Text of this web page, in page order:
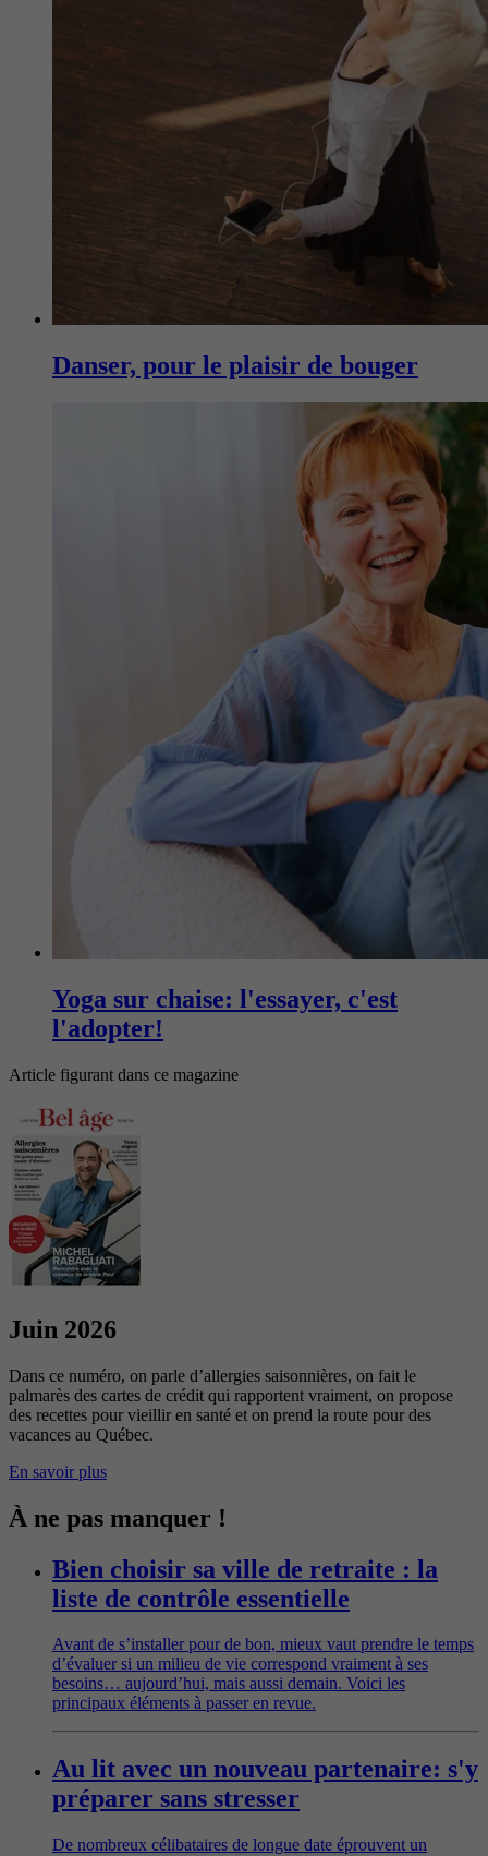
Danser, pour le plaisir de bouger
Yoga sur chaise: l'essayer, c'est
l'adopter!
Article figurant dans ce magazine
Juin 2026
Dans ce numéro, on parle d’allergies saisonnières, on fait le
palmarès des cartes de crédit qui rapportent vraiment, on propose
des recettes pour vieillir en santé et on prend la route pour des
vacances au Québec.
En savoir plus
À ne pas manquer !
Bien choisir sa ville de retraite : la
liste de contrôle essentielle
Avant de s’installer pour de bon, mieux vaut prendre le temps
d’évaluer si un milieu de vie correspond vraiment à ses
besoins… aujourd’hui, mais aussi demain. Voici les
principaux éléments à passer en revue.
Au lit avec un nouveau partenaire: s'y
préparer sans stresser
De nombreux célibataires de longue date éprouvent un